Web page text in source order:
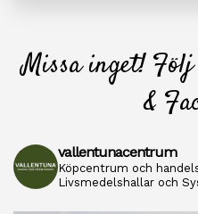
Missa inget!
&
vallentunacentrum
Köpcentrum och
Livsmedelshallar och